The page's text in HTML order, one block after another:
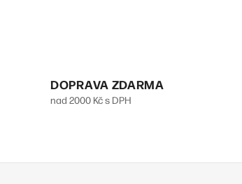
DOPRAVA ZDARMA
nad 2000 Kč s DPH